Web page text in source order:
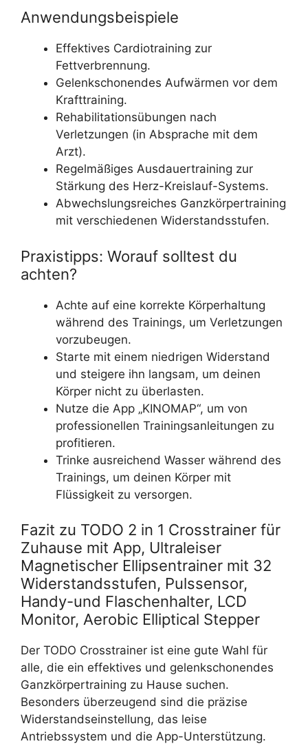
Anwendungsbeispiele
Effektives Cardiotraining zur
Fettverbrennung.
Gelenkschonendes Aufwärmen vor dem
Krafttraining.
Rehabilitationsübungen nach
Verletzungen (in Absprache mit dem
Arzt).
Regelmäßiges Ausdauertraining zur
Stärkung des Herz-Kreislauf-Systems.
Abwechslungsreiches Ganzkörpertraining
mit verschiedenen Widerstandsstufen.
Praxistipps: Worauf solltest du
achten?
Achte auf eine korrekte Körperhaltung
während des Trainings, um Verletzungen
vorzubeugen.
Starte mit einem niedrigen Widerstand
und steigere ihn langsam, um deinen
Körper nicht zu überlasten.
Nutze die App „KINOMAP“, um von
professionellen Trainingsanleitungen zu
profitieren.
Trinke ausreichend Wasser während des
Trainings, um deinen Körper mit
Flüssigkeit zu versorgen.
Fazit zu TODO 2 in 1 Crosstrainer für
Zuhause mit App, Ultraleiser
Magnetischer Ellipsentrainer mit 32
Widerstandsstufen, Pulssensor,
Handy-und Flaschenhalter, LCD
Monitor, Aerobic Elliptical Stepper
Der TODO Crosstrainer ist eine gute Wahl für
alle, die ein effektives und gelenkschonendes
Ganzkörpertraining zu Hause suchen.
Besonders überzeugend sind die präzise
Widerstandseinstellung, das leise
Antriebssystem und die App-Unterstützung.